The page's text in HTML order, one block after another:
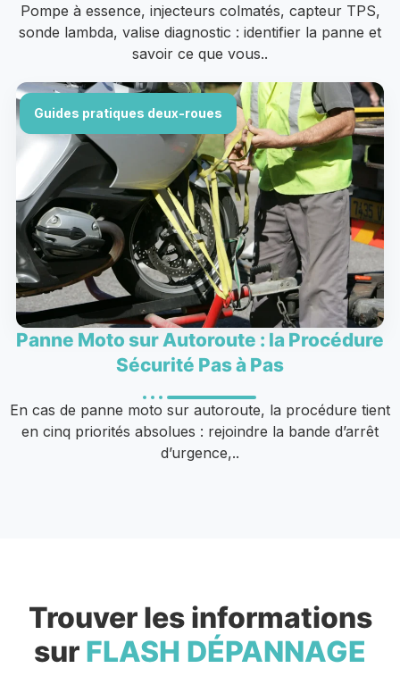
Pompe à essence, injecteurs colmatés, capteur TPS,
sonde lambda, valise diagnostic : identifier la panne et
savoir ce que vous..
Guides pratiques deux-roues
Panne Moto sur Autoroute : la Procédure
Sécurité Pas à Pas
En cas de panne moto sur autoroute, la procédure tient
en cinq priorités absolues : rejoindre la bande d’arrêt
d’urgence,..
Trouver les informations
sur FLASH DÉPANNAGE